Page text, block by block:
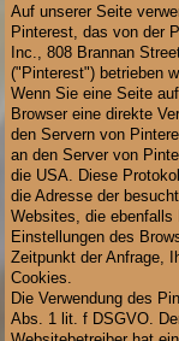
Auf unserer Seite
Pinterest, das von der
Inc., 808 Brannan
("Pinterest") betrieben
Wenn Sie eine Seite
Browser eine direkte
den Servern von
an den Server von
die USA. Diese
die Adresse der
Websites, die ebenfalls
Einstellungen des
Zeitpunkt der Anfrage,
Cookies.
Die Verwendung des
Abs. 1 lit. f DSGVO.